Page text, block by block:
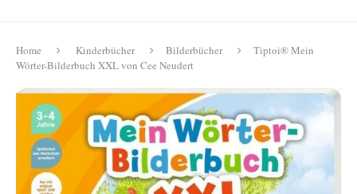
Home Kinderbücher Bilderbücher
Tiptoi® Mein
Wörter-Bilderbuch XXL von Cee Neudert